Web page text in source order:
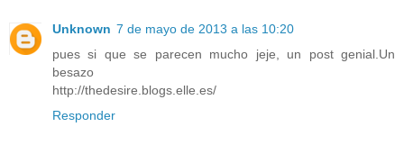
Unknown 7 de mayo de 2013 a las 10:20
pues si que se parecen mucho jeje, un post genial.Un
besazo
http://thedesire.blogs.elle.es/
Responder